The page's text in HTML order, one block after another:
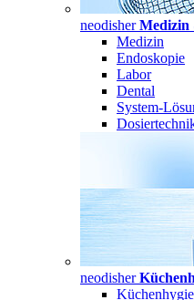
neodisherMedizin
Medizin
Endoskopie
Labor
Dental
System-
neodisher